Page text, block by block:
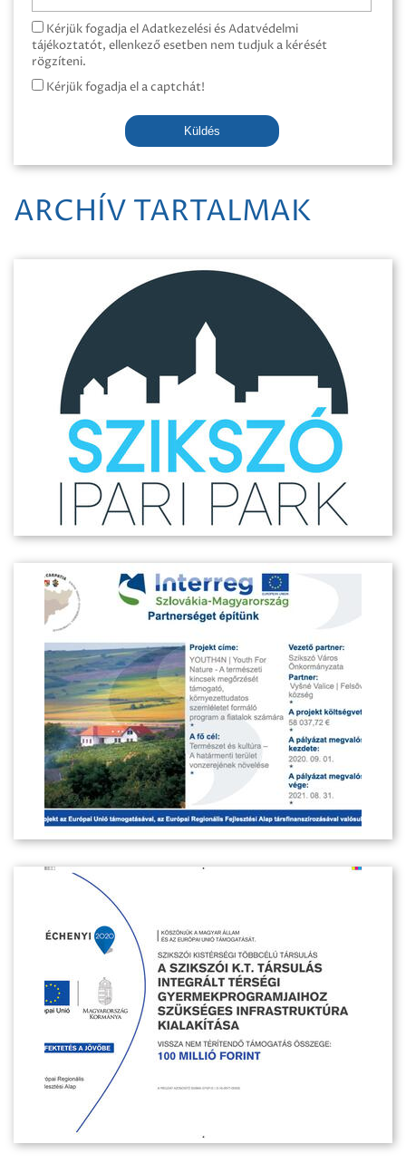
Kérjük fogadja el Adatkezelési és Adatvédelmi
tájékoztatót, ellenkező esetben nem tudjuk a kérését
rögzíteni.
Kérjük fogadja el a captchát!
Küldés
ARCHÍV TARTALMAK